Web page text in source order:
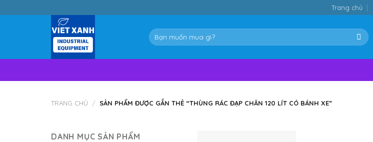
to
Trang chủ
Tìm
kiếm:
TRANG CHỦ / SẢN PHẨM ĐƯỢC GẮN THẺ “THÙNG RÁC ĐẠP CHÂN 120 LÍT CÓ BÁNH XE”
DANH MỤC SẢN PHẨM